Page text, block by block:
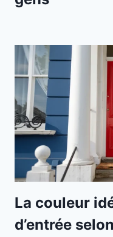
La couleur
d’entrée